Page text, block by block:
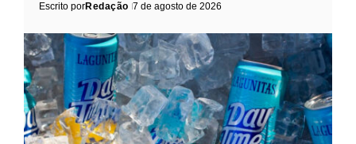
Escrito porRedação 7 de agosto de 2026